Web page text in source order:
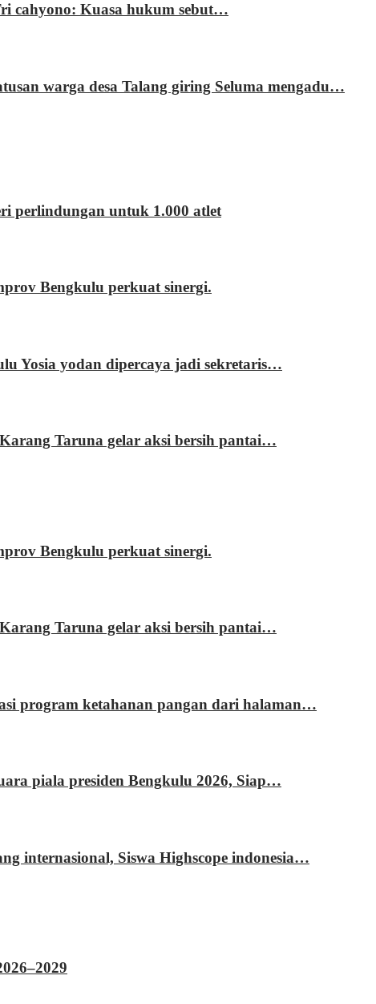
cahyono: Kuasa hukum sebut…
warga desa Talang giring Seluma mengadu…
perlindungan untuk 1.000 atlet
Bengkulu perkuat sinergi.
Yosia yodan dipercaya jadi sekretaris…
Taruna gelar aksi bersih pantai…
Bengkulu perkuat sinergi.
Taruna gelar aksi bersih pantai…
program ketahanan pangan dari halaman…
piala presiden Bengkulu 2026, Siap…
internasional, Siswa Highscope indonesia…